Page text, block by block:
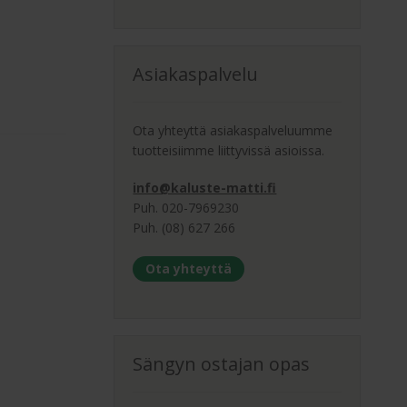
Asiakaspalvelu
Ota yhteyttä asiakaspalveluumme
tuotteisiimme liittyvissä asioissa.
info@kaluste-matti.fi
Puh. 020-7969230
Puh. (08) 627 266
Ota yhteyttä
Sängyn ostajan opas